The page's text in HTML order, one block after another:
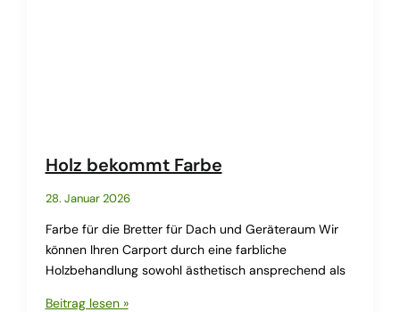
Holz bekommt Farbe
28. Januar 2026
Farbe für die Bretter für Dach und Geräteraum Wir
können Ihren Carport durch eine farbliche
Holzbehandlung sowohl ästhetisch ansprechend als
Holz
Beitrag lesen »